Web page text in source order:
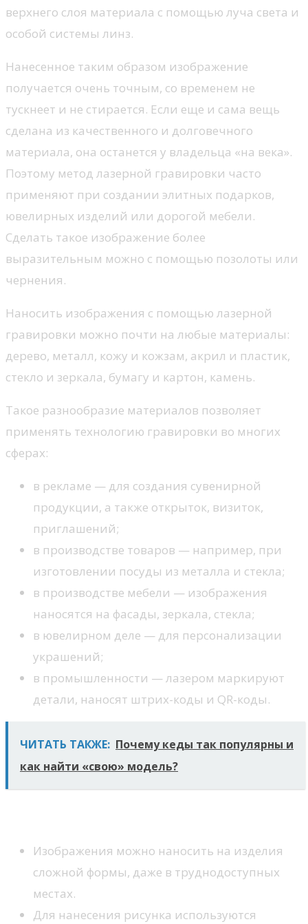
верхнего слоя материала с помощью луча света и
особой системы линз.
Нанесенное таким образом изображение
получается очень точным, со временем не
тускнеет и не стирается. Если еще и сама вещь
сделана из качественного и долговечного
материала, она останется у владельца «на века».
Поэтому метод лазерной гравировки часто
применяют при создании элитных подарков,
ювелирных изделий или дорогой мебели.
Сделать такое изображение более
выразительным можно с помощью позолоты или
чернения.
Наносить изображения с помощью лазерной
гравировки можно почти на любые материалы:
дерево, металл, кожу и кожзам, акрил и пластик,
стекло и зеркала, бумагу и картон, камень.
Такое разнообразие материалов позволяет
применять технологию гравировки во многих
сферах:
в рекламе — для создания сувенирной
продукции, а также открыток, визиток,
приглашений;
в производстве товаров — например, при
изготовлении посуды из металла и стекла;
в производстве мебели — изображения
наносятся на фасады, зеркала, стекла;
в ювелирном деле — для персонализации
украшений;
в промышленности — лазером маркируют
детали, наносят штрих-коды и QR-коды.
ЧИТАТЬ ТАКЖЕ: Почему кеды так популярны и
как найти «свою» модель?
Изображения можно наносить на изделия
сложной формы, даже в труднодоступных
местах.
Для нанесения рисунка используются